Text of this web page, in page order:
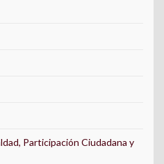
Participación Ciudadana y